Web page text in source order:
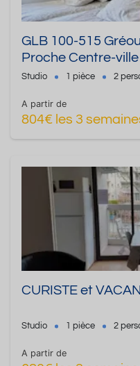
GLB 100-515
Proche Centre-
Cèdres » Studio de
Studio 1 pièce 2
A partir de
804€ les 3
CURISTE et
Studio 1 pièce 2
A partir de